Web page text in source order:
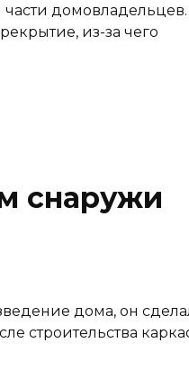
домовладельцев.
из-за чего
снаружи
дома, он
строительства